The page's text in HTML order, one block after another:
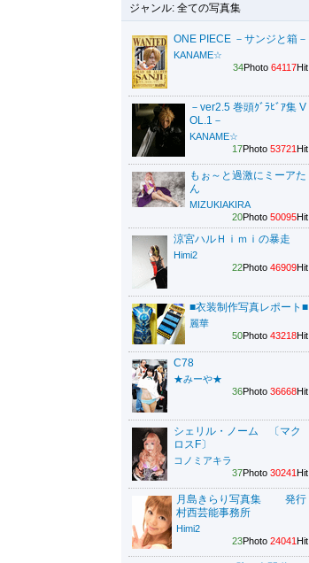
ジャンル: 全ての写真集
ONE PIECE －サンジと箱－
KANAME☆
34Photo 64117Hit
－ver2.5 巻頭ｸﾞﾗﾋﾞｱ集 V
OL.1－
KANAME☆
17Photo 53721Hit
もぉ～と過激にミーアた
ん
MIZUKIAKIRA
20Photo 50095Hit
涼宮ハルＨｉｍｉの暴走
Himi2
22Photo 46909Hit
■衣装制作写真レポート■
麗華
50Photo 43218Hit
C78
★みーや★
36Photo 36668Hit
シェリル・ノーム 〔マク
ロスF〕
コノミアキラ
37Photo 30241Hit
月島きらり写真集 発行
村西芸能事務所
Himi2
23Photo 24041Hit